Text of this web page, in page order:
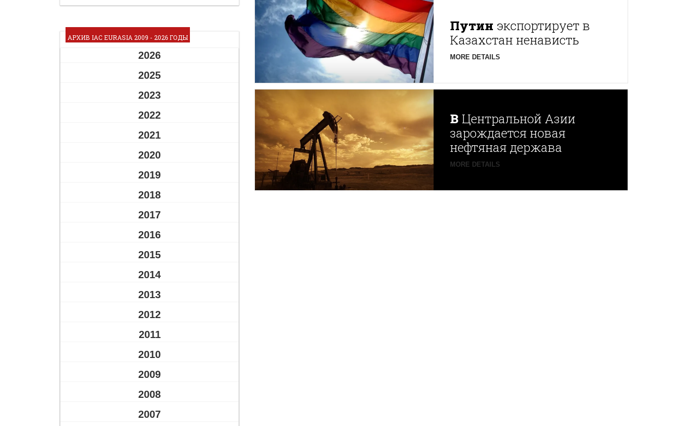
АРХИВ IAC EURASIA 2009 - 2026 ГОДЫ
2026
2025
2023
2022
2021
2020
2019
2018
2017
2016
2015
2014
2013
2012
2011
2010
2009
2008
2007
Путин экспортирует в
Казахстан ненависть
MORE DETAILS
В Центральной Азии
зарождается новая
нефтяная держава
MORE DETAILS